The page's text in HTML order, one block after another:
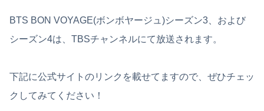
BTS BON VOYAGE(ボンボヤージュ)シーズン3、および
シーズン4は、TBSチャンネルにて放送されます。
下記に公式サイトのリンクを載せてますので、ぜひチェッ
クしてみてください！